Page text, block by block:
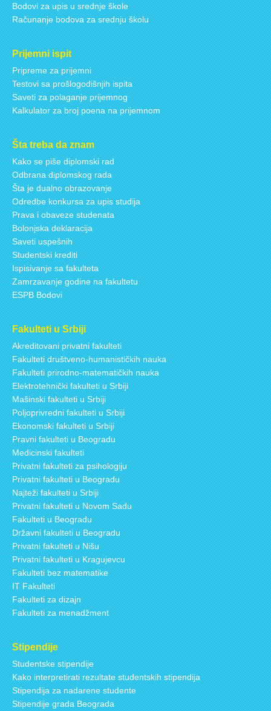
Bodovi za upis u srednje škole
Računanje bodova za srednju školu
Prijemni ispit
Pripreme za prijemni
Testovi sa prošlogodišnjih ispita
Saveti za polaganje prijemnog
Kalkulator za broj poena na prijemnom
Šta treba da znam
Kako se piše diplomski rad
Odbrana diplomskog rada
Šta je dualno obrazovanje
Odredbe konkursa za upis studija
Prava i obaveze studenata
Bolonjska deklaracija
Saveti uspešnih
Studentski krediti
Ispisivanje sa fakulteta
Zamrzavanje godine na fakultetu
ESPB Bodovi
Fakulteti u Srbiji
Akreditovani privatni fakulteti
Fakulteti društveno-humanističkih nauka
Fakulteti prirodno-matematičkih nauka
Elektrotehnički fakulteti u Srbiji
Mašinski fakulteti u Srbiji
Poljoprivredni fakulteti u Srbiji
Ekonomski fakulteti u Srbiji
Pravni fakulteti u Beogradu
Medicinski fakulteti
Privatni fakulteti za psihologiju
Privatni fakulteti u Beogradu
Najteži fakulteti u Srbiji
Privatni fakulteti u Novom Sadu
Fakulteti u Beogradu
Državni fakulteti u Beogradu
Privatni fakulteti u Nišu
Privatni fakulteti u Kragujevcu
Fakulteti bez matematike
IT Fakulteti
Fakulteti za dizajn
Fakulteti za menadžment
Stipendije
Studentske stipendije
Kako interpretirati rezultate studentskih stipendija
Stipendija za nadarene studente
Stipendije grada Beograda